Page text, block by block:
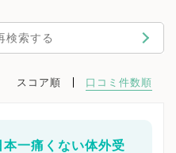
検索する
スコア順 口コミ件数順
一痛くない体外受